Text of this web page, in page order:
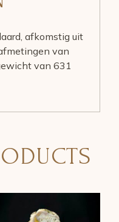
afkomstig uit
van
van 631